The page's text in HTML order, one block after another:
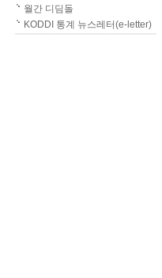
월간 디딤돌
KODDI 통계 뉴스레터(e-letter)